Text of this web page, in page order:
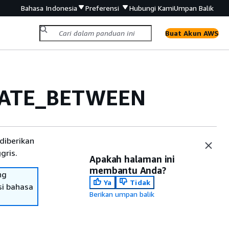
Bahasa Indonesia Preferensi Hubungi KamiUmpan Balik
Buat Akun AWS
bahasa
Apakah halaman ini
membantu Anda?
Ya
Tidak
Berikan umpan balik